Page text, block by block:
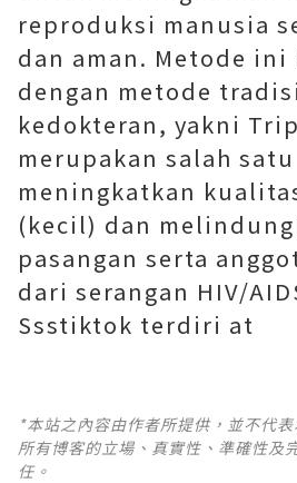
reproduksi manusia
dan aman. Metode ini
dengan metode
kedokteran, yakni
merupakan salah
meningkatkan
(kecil) dan
pasangan serta
dari serangan HIV/
Ssstiktok terdiri at
*本站之內容由作者所提供，並不代
所有博客的立場、真實性、準確性及
任。